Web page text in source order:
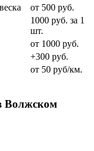
от 500 руб.
1000 руб. за 1
шт.
от 1000 руб.
+300 руб.
от 50 руб/км.
Волжском